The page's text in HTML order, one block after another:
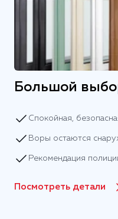
Большой
Спокойная,
Воры остаются
Рекомендация
Посмотреть детали